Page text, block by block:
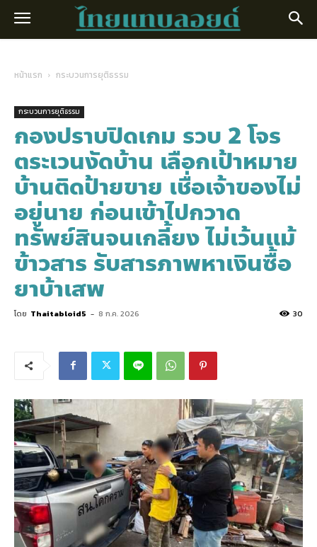
หน้าแรก กระบวนการยุติธรรม
กระบวนการยุติธรรม
กองปราบปิดเกม รวบ 2 โจร
ตระเวนงัดบ้าน เลือกเป้าหมาย
บ้านติดป้ายขาย เชื่อเจ้าของไม่
อยู่นาย ก่อนเข้าไปกวาด
ทรัพย์สินจนเกลี้ยง ไม่เว้นแม้
ข้าวสาร รับสารภาพหาเงินซื้อ
ยาบ้าเสพ
โดย Thaitabloid5 - 8 ก.ค. 2026 30